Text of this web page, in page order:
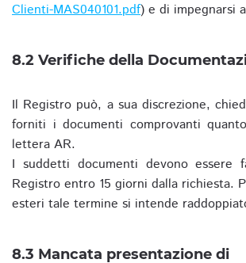
Clienti-MAS040101.pdf) e di impegnarsi
8.2 Verifiche della
Il Registro può, a sua discrezione,
forniti i documenti comprovanti
lettera AR.
I suddetti documenti devono essere
Registro entro 15 giorni dalla richiesta.
esteri tale termine si intende
8.3 Mancata presentazione di